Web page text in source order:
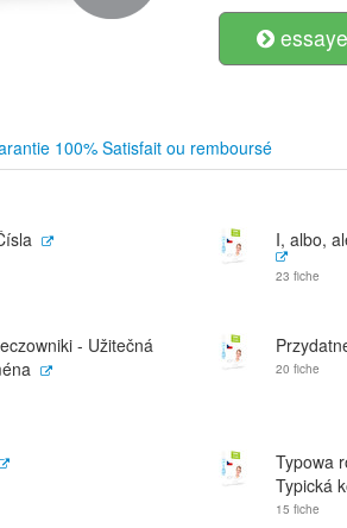
100% Satisfait ou remboursé
I, albo,
23 fiche
- Užitečná
20 fiche
Typowa
Typická
15 fiche